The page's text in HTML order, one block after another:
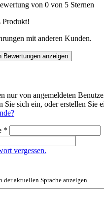
von 0 von 5 Sternen
Produkt!
mit anderen Kunden.
Bewertungen anzeigen
nur von angemeldeten
Sie sich ein, oder erstellen Sie
*
vergessen.
der aktuellen Sprache anzeigen.